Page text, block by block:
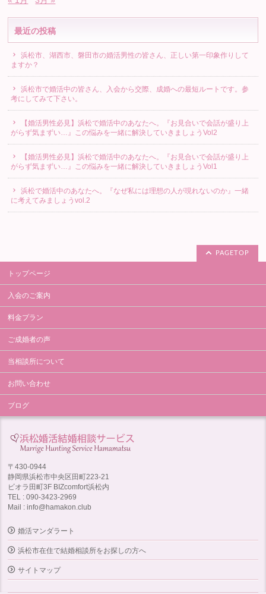
最近の投稿
浜松市、湖西市、磐田市の婚活男性の皆さん、正しい第一印象作りして
ますか？
浜松市で婚活中の皆さん、入会から交際、成婚への最短ルートです。参
考にしてみて下さい。
【婚活男性必見】浜松で婚活中のあなたへ。『お見合いで会話が盛り上
がらず気まずい…』この悩みを一緒に解決していきましょうVol2
【婚活男性必見】浜松で婚活中のあなたへ。『お見合いで会話が盛り上
がらず気まずい…』この悩みを一緒に解決していきましょうVol1
浜松で婚活中のあなたへ。『なぜ私には理想の人が現れないのか』一緒
に考えてみましょうvol.2
PAGETOP
トップページ
入会のご案内
料金プラン
ご成婚者の声
当相談所について
お問い合わせ
ブログ
〒430-0944
静岡県浜松市中央区田町223-21
ビオラ田町3F BIZcomfort浜松内
TEL : 090-3423-2969
Mail : info@hamakon.club
婚活マンダラート
浜松市在住で結婚相談所をお探しの方へ
サイトマップ